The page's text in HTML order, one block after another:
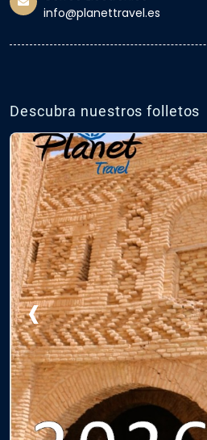
info@planettravel.es
Descubra nuestros folletos
‹